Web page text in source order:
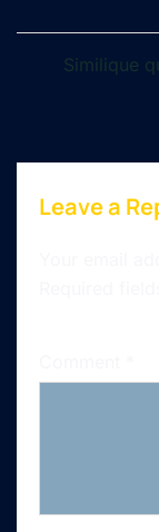
Post
navigation
Similique
Leave a